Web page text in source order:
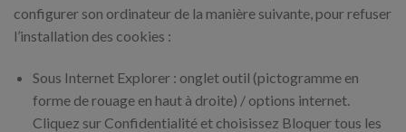
configurer son ordinateur de la manière suivante, pour refuser
l’installation des cookies :
Sous Internet Explorer : onglet outil (pictogramme en
forme de rouage en haut à droite) / options internet.
Cliquez sur Confidentialité et choisissez Bloquer tous les